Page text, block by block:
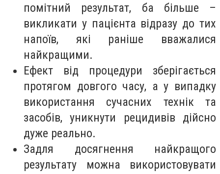
помітний результат, ба більше –
викликати у пацієнта відразу до тих
напоїв, які раніше вважалися
найкращими.
Ефект від процедури зберігається
протягом довгого часу, а у випадку
використання сучасних технік та
засобів, уникнути рецидивів дійсно
дуже реально.
Задля досягнення найкращого
результату можна використовувати